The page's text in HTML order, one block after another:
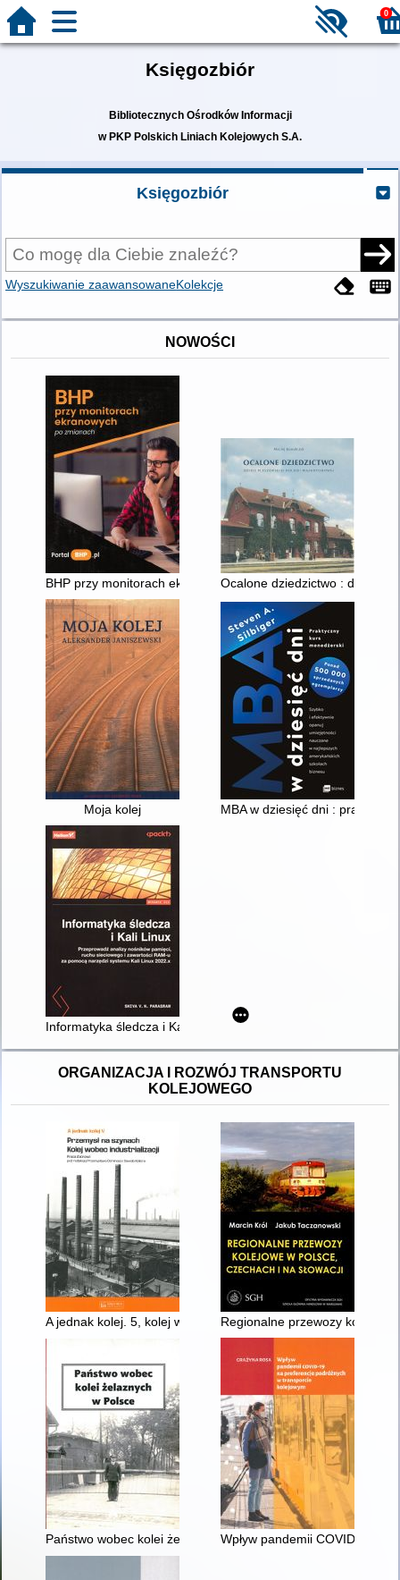
0
Księgozbiór
Bibliotecznych Ośrodków Informacji
w PKP Polskich Liniach Kolejowych S.A.
Księgozbiór
Wyszukiwanie zaawansowaneKolekcje
NOWOŚCI
BHP przy monitorach ekranowych po zmianach
Ocalone dziedzictwo : dzieje
Moja kolej MBA w dziesięć dni :
Informatyka śledcza i Kali Linux : przeprowadź analizy
ORGANIZACJA I ROZWÓJ TRANSPORTU
KOLEJOWEGO
A jednak kolej. 5, kolej wobec industrializacji : praca zbiorowa
Regionalne przewozy kolejowe
Państwo wobec kolei żelaznych w PolsceWpływ pandemii COVID-19